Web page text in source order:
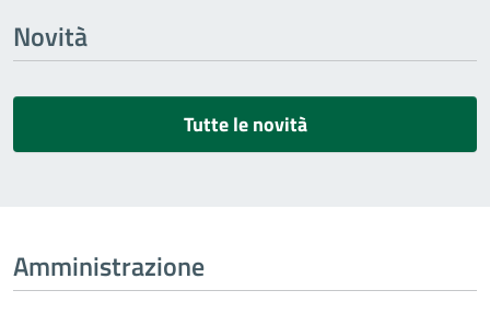
Novità
Tutte le novità
Amministrazione